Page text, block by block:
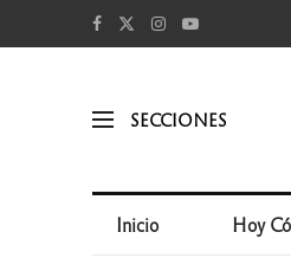
SECCIONES
Inicio Hoy